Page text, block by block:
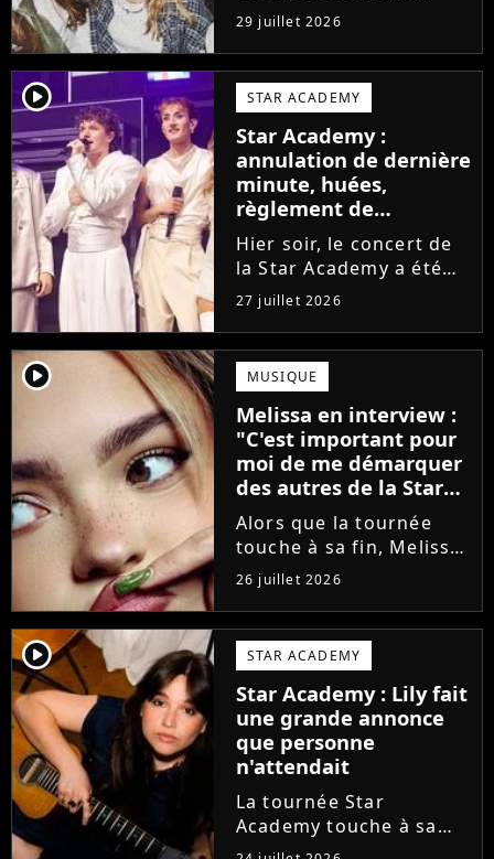
tournée de la Star
Academy vient de se
terminer dans les
larmes. Sur les réseaux
sociaux, les élèves
adressent un dernier
message au public...
29 juillet 2026
player2 STAR ACADEMY
Star Academy :
annulation de dernière
minute, huées,
règlement de
comptes... Que s'est-il
passé au concert de
Bayonne hier soir ?
Hier soir, le concert de
la Star Academy a été
mouvementé. Quelques
minutes avant le show,
trois élèves ont
annoncé ne pas vouloir
monter sur scène pour
des raisons politiques.
Leur...
27 juillet 2026
player2 MUSIQUE
Melissa en interview :
"C'est important pour
moi de me démarquer
des autres de la Star
Academy"
Alors que la tournée
touche à sa fin, Melissa
se confie en interview
sur Volum sur la
création de son EP tout
va bien (j'crois), son
envie de gommer
l'étiquette Star
Academy, le jeu...
26 juillet 2026
player2 STAR ACADEMY
Star Academy : Lily fait
une grande annonce
que personne
n'attendait
La tournée Star
Academy touche à sa
fin. Et bonne nouvelle :